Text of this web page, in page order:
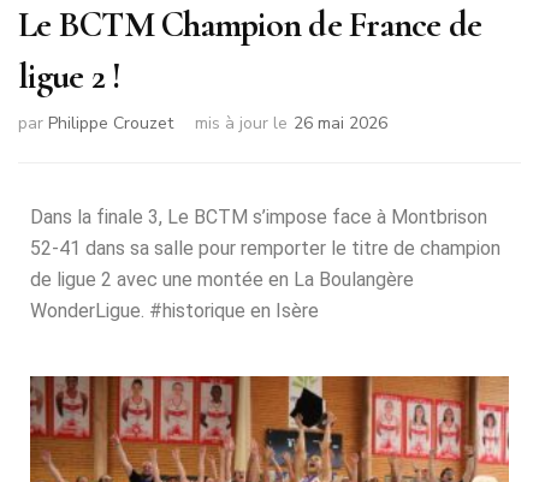
Le BCTM Champion de France de
ligue 2 !
par Philippe Crouzet mis à jour le 26 mai 2026
Dans la finale 3, Le BCTM s’impose face à Montbrison
52-41 dans sa salle pour remporter le titre de champion
de ligue 2 avec une montée en La Boulangère
WonderLigue. #historique en Isère